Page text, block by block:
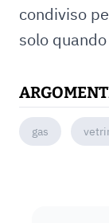
condiviso
solo
gas